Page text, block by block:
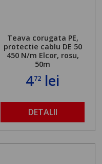
Teava corugata PE,
protectie cablu DE 50
450 N/m Elcor, rosu,
50m
472 lei
DETALII